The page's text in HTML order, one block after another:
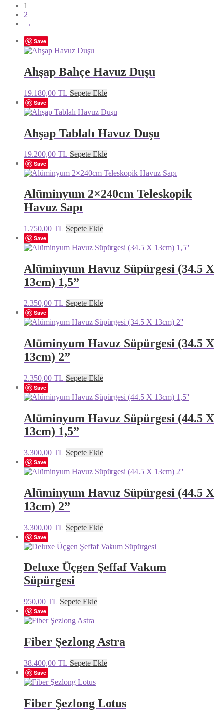
1
2
→
Save
Ahşap Bahçe Havuz Duşu
19.180,00 TL Sepete Ekle
Save
Ahşap Tablalı Havuz Duşu
19.200,00 TL Sepete Ekle
Save
Alüminyum 2×240cm Teleskopik
Havuz Sapı
1.750,00 TL Sepete Ekle
Save
Alüminyum Havuz Süpürgesi (34.5 X
13cm) 1,5”
2.350,00 TL Sepete Ekle
Save
Alüminyum Havuz Süpürgesi (34.5 X
13cm) 2”
2.350,00 TL Sepete Ekle
Save
Alüminyum Havuz Süpürgesi (44.5 X
13cm) 1,5”
3.300,00 TL Sepete Ekle
Save
Alüminyum Havuz Süpürgesi (44.5 X
13cm) 2”
3.300,00 TL Sepete Ekle
Save
Deluxe Üçgen Şeffaf Vakum
Süpürgesi
950,00 TL Sepete Ekle
Save
Fiber Şezlong Astra
38.400,00 TL Sepete Ekle
Save
Fiber Şezlong Lotus